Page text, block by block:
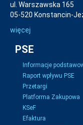
ul. Warszawska 165
05-520 Konstancin-
więcej
PSE
Informacje
Raport wpływu PSE
Przetargi
Platforma Zakupowa
KSeF
Efaktura